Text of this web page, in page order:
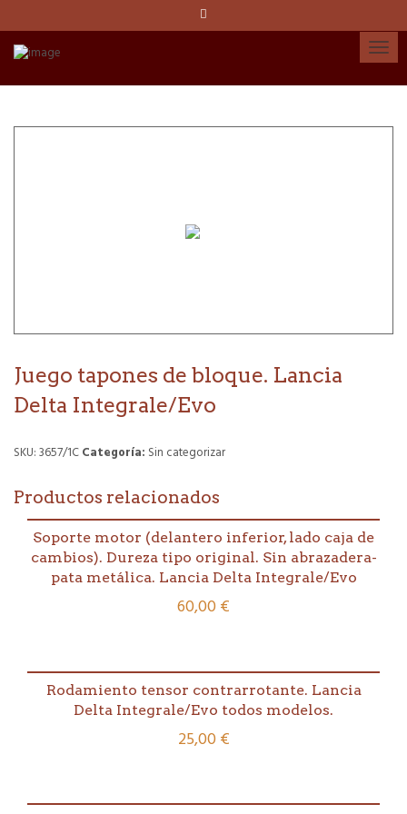
Juego tapones de bloque. Lancia
Delta Integrale/Evo
SKU:3657/1CCategoría: Sin categorizar
Productos relacionados
Soporte motor (delantero inferior, lado caja de
cambios). Dureza tipo original. Sin abrazadera-
pata metálica. Lancia Delta Integrale/Evo
60,00€
Rodamiento tensor contrarrotante. Lancia
Delta Integrale/Evo todos modelos.
25,00€